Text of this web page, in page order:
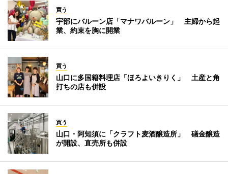
買う
宇部にバルーン店「マナワバルーン」 主婦から起
業、約束を胸に開業
買う
山口に多国籍料理店「ほろよいきりく」 土産と角
打ちの店も併設
買う
山口・阿知須に「クラフト麦酒醸造所」 礒金醸造
が開設、直売所も併設